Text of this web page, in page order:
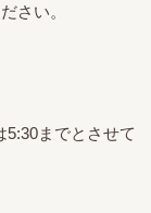
さい。
までとさせて